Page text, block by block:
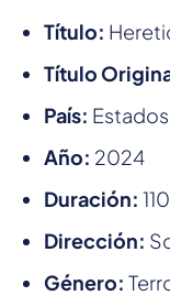
Título:
Título
País:
Año: 2024
Duración:
Dirección:
Género: